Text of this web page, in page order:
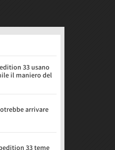
33 usano
il maniero del
arrivare
33 teme